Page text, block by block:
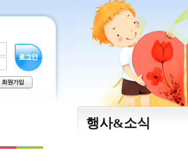
행사&소식